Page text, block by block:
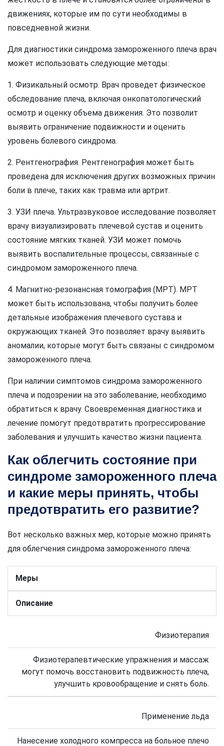
движениях, которые им по сути необходимы в
повседневной жизни.
Для диагностики синдрома замороженного плеча врач
может использовать следующие методы:
1. Физикальный осмотр. Врач проведет физическое
обследование плеча, включая онкопатологический
осмотр и оценку объема движения. Это позволит
выявить ограничение подвижности и оценить
уровень болевого синдрома.
2. Рентгенография. Рентгенография может быть
проведена для исключения других возможных причин
боли в плече, таких как травма или артрит.
3. УЗИ плеча. Ультразвуковое исследование позволяет
врачу визуализировать плечевой сустав и оценить
состояние мягких тканей. УЗИ может помочь
выявить воспалительные процессы, связанные с
синдромом замороженного плеча.
4. Магнитно-резонансная томография (МРТ). МРТ
может быть использована, чтобы получить более
детальные изображения плечевого сустава и
окружающих тканей. Это позволяет врачу выявить
аномалии, которые могут быть связаны с синдромом
замороженного плеча.
При наличии симптомов синдрома замороженного
плеча и подозрении на это заболевание, необходимо
обратиться к врачу. Своевременная диагностика и
лечение помогут предотвратить прогрессирование
заболевания и улучшить качество жизни пациента.
Как облегчить состояние при
синдроме замороженного плеча
и какие меры принять, чтобы
предотвратить его развитие?
Вот несколько важных мер, которые можно принять
для облегчения синдрома замороженного плеча:
Меры
Описание
Физиотерапия
Физиотерапевтические упражнения и массаж
могут помочь восстановить подвижность плеча,
улучшить кровообращение и снять боль.
Применение льда
Нанесение холодного компресса на больное плечо